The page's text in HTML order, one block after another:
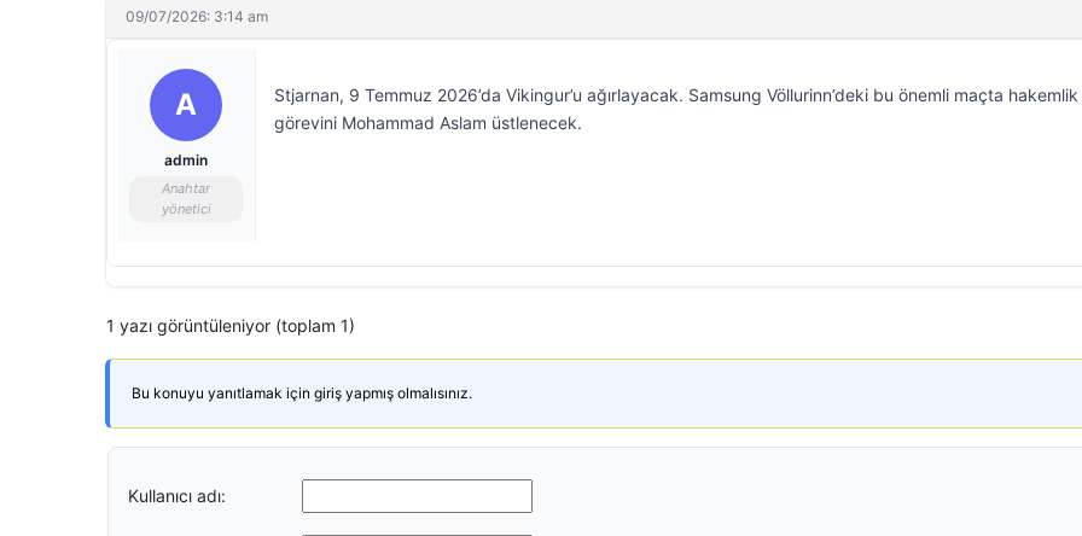
09/07/2026: 3:14 am
A
admin
Anahtar
yönetici
Stjarnan, 9 Temmuz 2026’da Vikingur’u ağırlayacak. Samsung Völlurinn’deki bu önemli maçta hakemlik
görevini Mohammad Aslam üstlenecek.
1 yazı görüntüleniyor (toplam 1)
Bu konuyu yanıtlamak için giriş yapmış olmalısınız.
Kullanıcı adı: